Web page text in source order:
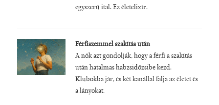
egyszerű ital. Ez életelixír.
Férfiszemmel szakítás után
A nők azt gondolják, hogy a férfi a szakítás
után hatalmas habzsidőzsibe kezd.
Klubokba jár, és két kanállal falja az életet és
a lányokat.